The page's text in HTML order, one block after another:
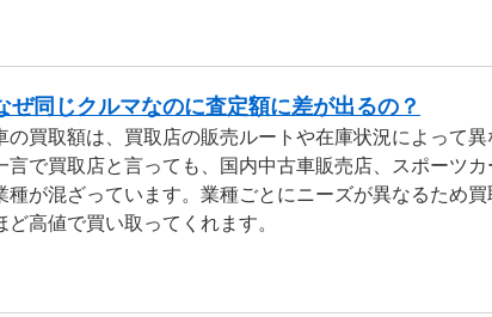
ぜ同じクルマなのに査定額に差が出るの？
の買取額は、買取店の販売ルートや在庫状況によって異
言で買取店と言っても、国内中古車販売店、スポーツ
種が混ざっています。業種ごとにニーズが異なるため
ど高値で買い取ってくれます。